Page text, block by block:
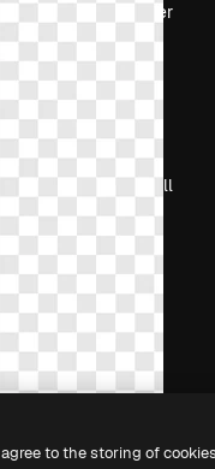
Recensioner
Karriär
Blogg
Slidesgo
Sälj innehåll
Pressrum
Söker efter
magnific.ai
to the storing of